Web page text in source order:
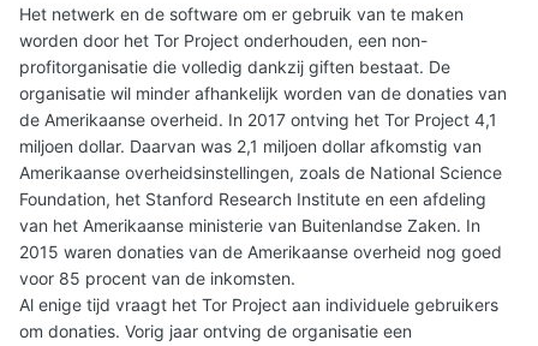
Het netwerk en de software om er gebruik van te maken
worden door het Tor Project onderhouden, een non-
profitorganisatie die volledig dankzij giften bestaat. De
organisatie wil minder afhankelijk worden van de donaties van
de Amerikaanse overheid. In 2017 ontving het Tor Project 4,1
miljoen dollar. Daarvan was 2,1 miljoen dollar afkomstig van
Amerikaanse overheidsinstellingen, zoals de National Science
Foundation, het Stanford Research Institute en een afdeling
van het Amerikaanse ministerie van Buitenlandse Zaken. In
2015 waren donaties van de Amerikaanse overheid nog goed
voor 85 procent van de inkomsten.
Al enige tijd vraagt het Tor Project aan individuele gebruikers
om donaties. Vorig jaar ontving de organisatie een